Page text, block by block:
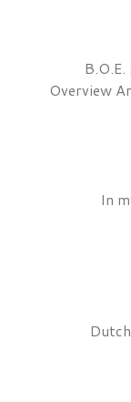
Overview
In